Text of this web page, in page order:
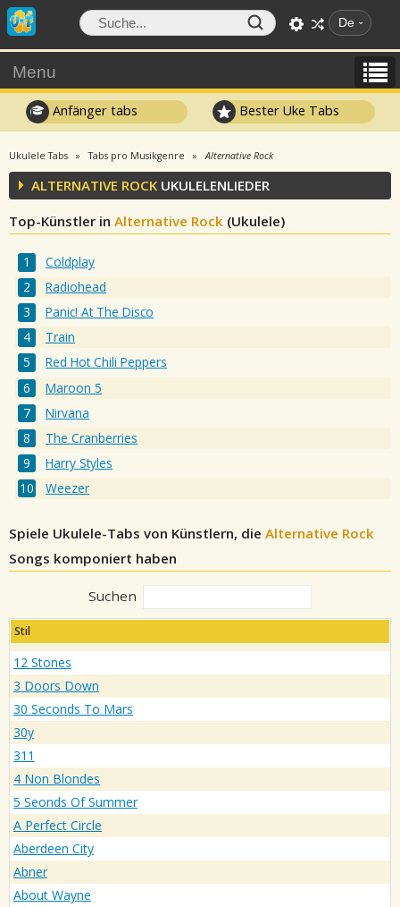
De
Menu
Anfänger tabs Bester Uke Tabs
Ukulele Tabs Tabs pro Musikgenre Alternative Rock
ALTERNATIVE ROCK UKULELENLIEDER
Top-Künstler in Alternative Rock (Ukulele)
Coldplay
Radiohead
Panic! At The Disco
Train
Red Hot Chili Peppers
Maroon 5
Nirvana
The Cranberries
Harry Styles
Weezer
Spiele Ukulele-Tabs von Künstlern, die Alternative Rock
Songs komponiert haben
Suchen
Stil
12 Stones
3 Doors Down
30 Seconds To Mars
30y
311
4 Non Blondes
5 Seonds Of Summer
A Perfect Circle
Aberdeen City
Abner
About Wayne